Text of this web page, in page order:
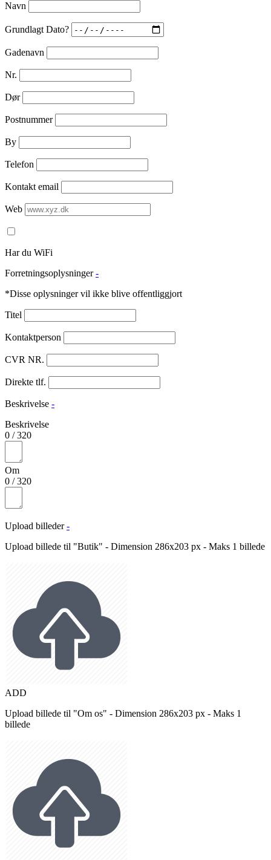
Navn
Grundlagt Dato?
Gadenavn
Nr.
Dør
Postnummer
By
Telefon
Kontakt email
Web
Har du WiFi
Forretningsoplysninger -
*Disse oplysninger vil ikke blive offentliggjort
Titel
Kontaktperson
CVR NR.
Direkte tlf.
Beskrivelse -
Beskrivelse
0 /320
Om
0 /320
Upload billeder -
Upload billede til "Butik" - Dimension 286x203 px - Maks 1 billede
ADD
Upload billede til "Om os" - Dimension 286x203 px - Maks 1
billede